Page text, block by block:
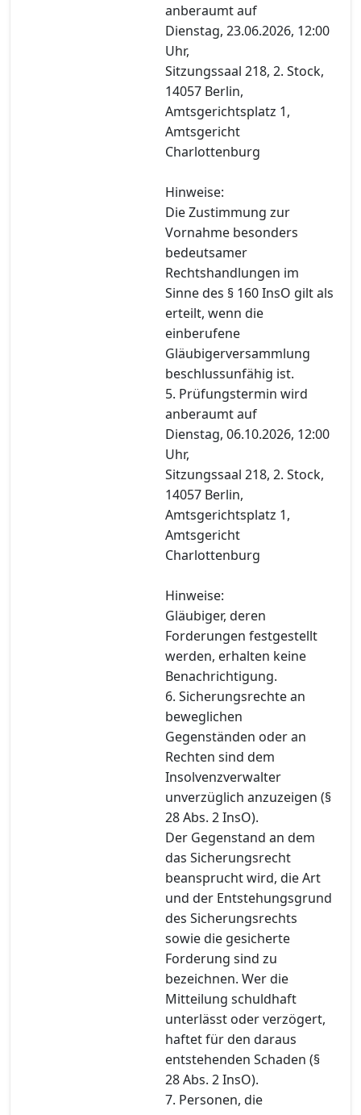
anberaumt auf
Dienstag, 23.06.2026, 12:00
Uhr,
Sitzungssaal 218, 2. Stock,
14057 Berlin,
Amtsgerichtsplatz 1,
Amtsgericht
Charlottenburg
Hinweise:
Die Zustimmung zur
Vornahme besonders
bedeutsamer
Rechtshandlungen im
Sinne des § 160 InsO gilt als
erteilt, wenn die
einberufene
Gläubigerversammlung
beschlussunfähig ist.
5. Prüfungstermin wird
anberaumt auf
Dienstag, 06.10.2026, 12:00
Uhr,
Sitzungssaal 218, 2. Stock,
14057 Berlin,
Amtsgerichtsplatz 1,
Amtsgericht
Charlottenburg
Hinweise:
Gläubiger, deren
Forderungen festgestellt
werden, erhalten keine
Benachrichtigung.
6. Sicherungsrechte an
beweglichen
Gegenständen oder an
Rechten sind dem
Insolvenzverwalter
unverzüglich anzuzeigen (§
28 Abs. 2 InsO).
Der Gegenstand an dem
das Sicherungsrecht
beansprucht wird, die Art
und der Entstehungsgrund
des Sicherungsrechts
sowie die gesicherte
Forderung sind zu
bezeichnen. Wer die
Mitteilung schuldhaft
unterlässt oder verzögert,
haftet für den daraus
entstehenden Schaden (§
28 Abs. 2 InsO).
7. Personen, die